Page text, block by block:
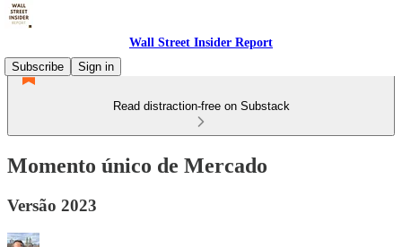
Wall Street Insider Report
Subscribe
Sign in
Read distraction-free on Substack
Momento único de Mercado
Versão 2023